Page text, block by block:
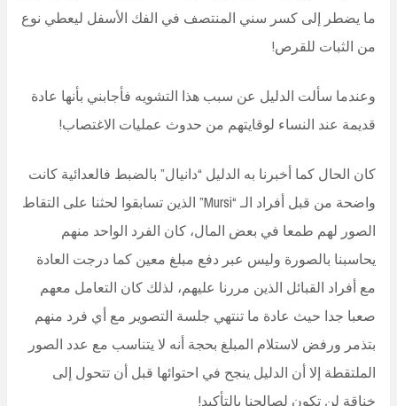
ما يضطر إلى كسر سني المنتصف في الفك الأسفل ليعطي نوع
من الثبات للقرص!
وعندما سألت الدليل عن سبب هذا التشويه فأجابني بأنها عادة
قديمة عند النساء لوقايتهم من حدوث عمليات الاغتصاب!
كان الحال كما أخبرنا به الدليل “دانيال” بالضبط فالعدائية كانت
واضحة من قبل أفراد الـ “Mursi” الذين تسابقوا لحثنا على التقاط
الصور لهم طمعا في بعض المال، كان الفرد الواحد منهم
يحاسبنا بالصورة وليس عبر دفع مبلغ معين كما درجت العادة
مع أفراد القبائل الذين مررنا عليهم، لذلك كان التعامل معهم
صعبا جدا حيث عادة ما تنتهي جلسة التصوير مع أي فرد منهم
بتذمر ورفض لاستلام المبلغ بحجة أنه لا يتناسب مع عدد الصور
الملتقطة إلا أن الدليل ينجح في احتوائها قبل أن تتحول إلى
خناقة لن تكون لصالحنا بالتأكيد!